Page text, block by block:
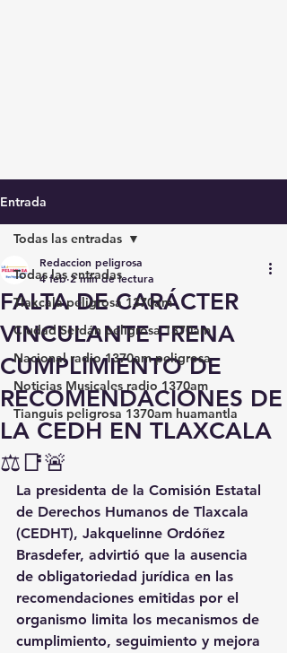
Entrada
Todas las entradas
Tlaxcala peligrosa 1370am
Ciudad Serdán peligrosa 1370am
Nacional radio 1370am peligrosa
Noticias Musicales radio 1370am
Tianguis peligrosa 1370am huamantla
Todas las entradas
FALTA DE CARÁCTER
VINCULANTE FRENA
CUMPLIMIENTO DE
RECOMENDACIONES DE
LA CEDH EN TLAXCALA
⚖️📑🚨
Redaccion peligrosa
4 feb 2 min de lectura
La presidenta de la Comisión Estatal
de Derechos Humanos de Tlaxcala
(CEDHT), Jakquelinne Ordóñez
Brasdefer, advirtió que la ausencia
de obligatoriedad jurídica en las
recomendaciones emitidas por el
organismo limita los mecanismos de
cumplimiento, seguimiento y mejora